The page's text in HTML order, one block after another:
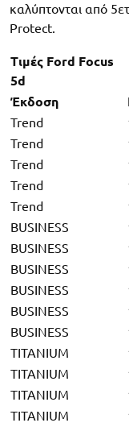
καλύπτονται από
Protect.
Τιμές Ford Focus
5d
Έκδοση
Trend
Trend
Trend
Trend
Trend
BUSINESS
BUSINESS
BUSINESS
BUSINESS
BUSINESS
BUSINESS
TITANIUM
TITANIUM
TITANIUM
TITANIUM